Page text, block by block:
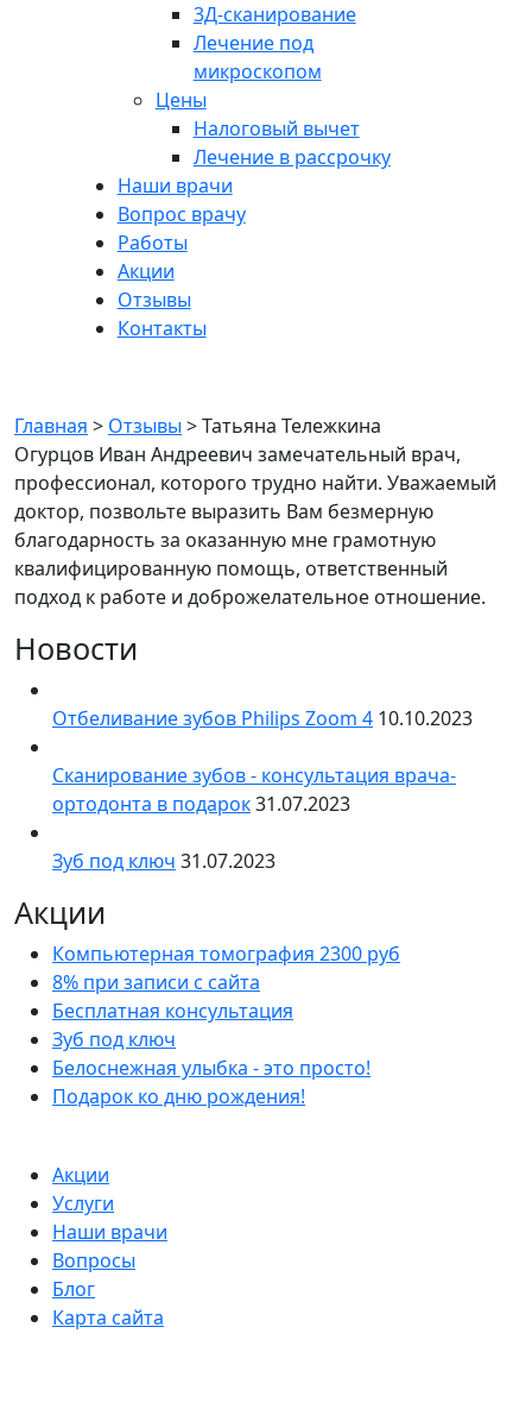
3Д-сканирование
Лечение под
микроскопом
Цены
Налоговый вычет
Лечение в рассрочку
Наши врачи
Вопрос врачу
Работы
Акции
Отзывы
Контакты
Главная > Отзывы >Татьяна Тележкина
Огурцов Иван Андреевич замечательный врач,
профессионал, которого трудно найти. Уважаемый
доктор, позвольте выразить Вам безмерную
благодарность за оказанную мне грамотную
квалифицированную помощь, ответственный
подход к работе и доброжелательное отношение.
Новости
Отбеливание зубов Philips Zoom 4 10.10.2023
Сканирование зубов - консультация врача-
ортодонта в подарок31.07.2023
Зуб под ключ 31.07.2023
Акции
Компьютерная томография 2300 руб
8% при записи с сайта
Бесплатная консультация
Зуб под ключ
Белоснежная улыбка - это просто!
Подарок ко дню рождения!
Акции
Услуги
Наши врачи
Вопросы
Блог
Карта сайта